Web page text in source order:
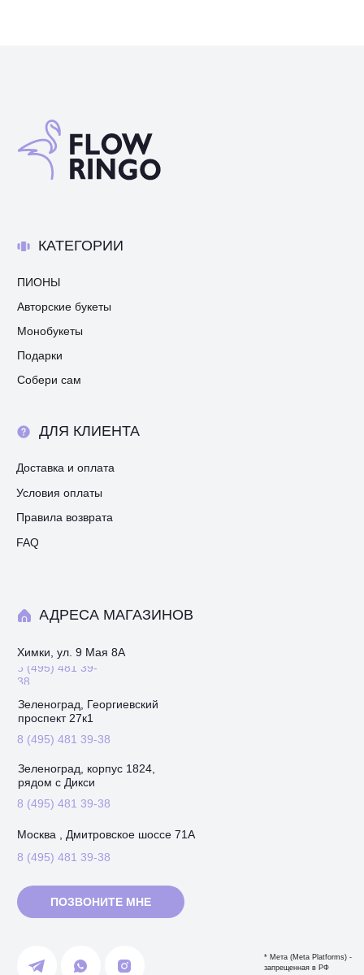
Собери сам
Подарки
Монобукеты
ПИОНЫ
Авторские букеты
Доставка и оплата
Условия оплаты
ДЛЯ КЛИЕНТА
FAQ
Москва , Дмитровское шоссе 71А
8 (495) 481 39-38
АДРЕСА МАГАЗИНОВ
Правила возврата
КАТЕГОРИИ
ПОЗВОНИТЕ МНЕ
* Мета (Meta Platforms) -
запрещенная в РФ
8 (495) 481 39-38
Зеленоград, Георгиевский
проспект 27к1
8 (495) 481 39-38
Зеленоград, корпус 1824,
рядом с Дикси
8 (495) 481 39-
38
Химки, ул. 9 Мая 8А